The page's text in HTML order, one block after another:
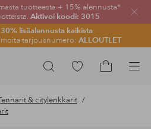
tuotteesta + 15% alennusta*
Aktivoi koodi: 3015
30% lisäalennusta kaikista
tarjousnumero: ALLOUTLET
Sulje
Hae
Siirry
& citylenkkarit